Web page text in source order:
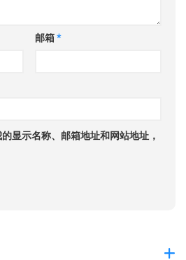
邮箱*
显示名称、邮箱地址和网站地址，